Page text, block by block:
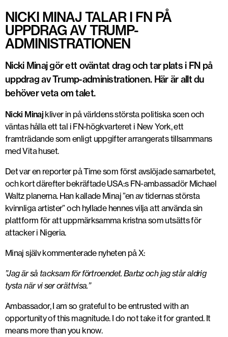
NICKI MINAJ TALAR I FN PÅ
UPPDRAG AV TRUMP-
ADMINISTRATIONEN
Nicki Minaj gör ett oväntat drag och tar plats i FN på
uppdrag av Trump-administrationen. Här är allt du
behöver veta om talet.
Nicki Minajkliver in på världens största politiska scen och
väntas hålla ett tal i FN-högkvarteret i New York, ett
framträdande som enligt uppgifter arrangerats tillsammans
med Vita huset.
Det var en reporter på Time som först avslöjade samarbetet,
och kort därefter bekräftade USA:s FN-ambassadör Michael
Waltz planerna. Han kallade Minaj ”en av tidernas största
kvinnliga artister” och hyllade hennes vilja att använda sin
plattform för att uppmärksamma kristna som utsätts för
attacker i Nigeria.
Minaj själv kommenterade nyheten på X:
”Jag är så tacksam för förtroendet. Barbz och jag står aldrig
tysta när vi ser orättvisa.”
Ambassador, I am so grateful to be entrusted with an
opportunity of this magnitude. I do not take it for granted. It
means more than you know.